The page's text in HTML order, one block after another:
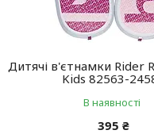
Дитячі в'єтнамки Rider
Kids 82563-
В наявності
395 ₴